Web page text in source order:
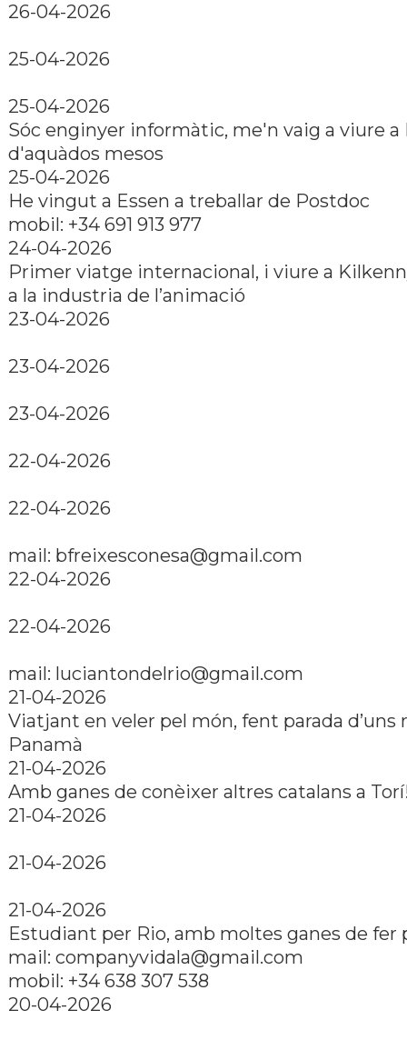
26-04-2026
25-04-2026
25-04-2026
Sóc enginyer informàtic, me'n vaig a viure a
d'aquàdos mesos
25-04-2026
He vingut a Essen a treballar de Postdoc
mobil: +34 691 913 977
24-04-2026
Primer viatge internacional, i viure a
a la industria de l’animació
23-04-2026
23-04-2026
23-04-2026
22-04-2026
22-04-2026
mail: bfreixesconesa@gmail.com
22-04-2026
22-04-2026
mail: luciantondelrio@gmail.com
21-04-2026
Viatjant en veler pel món, fent parada d’uns
Panamà
21-04-2026
Amb ganes de conèixer altres catalans a
21-04-2026
21-04-2026
21-04-2026
Estudiant per Rio, amb moltes ganes de fer
mail: companyvidala@gmail.com
mobil: +34 638 307 538
20-04-2026